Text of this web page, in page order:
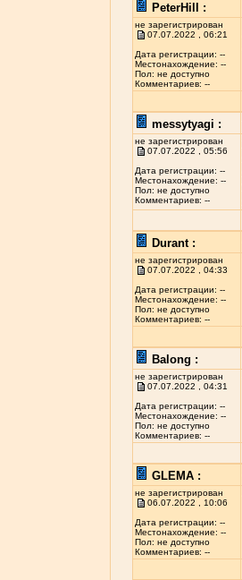
PeterHill :
не зарегистрирован
07.07.2022 , 06:21
Дата регистрации: --
Местонахождение: --
Пол: не доступно
Комментариев: --
messytyagi :
не зарегистрирован
07.07.2022 , 05:56
Дата регистрации: --
Местонахождение: --
Пол: не доступно
Комментариев: --
Durant :
не зарегистрирован
07.07.2022 , 04:33
Дата регистрации: --
Местонахождение: --
Пол: не доступно
Комментариев: --
Balong :
не зарегистрирован
07.07.2022 , 04:31
Дата регистрации: --
Местонахождение: --
Пол: не доступно
Комментариев: --
GLEMA :
не зарегистрирован
06.07.2022 , 10:06
Дата регистрации: --
Местонахождение: --
Пол: не доступно
Комментариев: --